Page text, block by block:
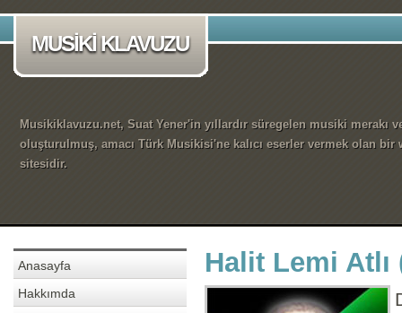
MUSİKİ KLAVUZU
Musikiklavuzu.net, Suat Yener'in yıllardır süregelen musiki merakı
oluşturulmuş, amacı Türk Musikisi'ne kalıcı eserler vermek olan bir
sitesidir.
Anasayfa
Hakkımda
Halit Lemi Atlı